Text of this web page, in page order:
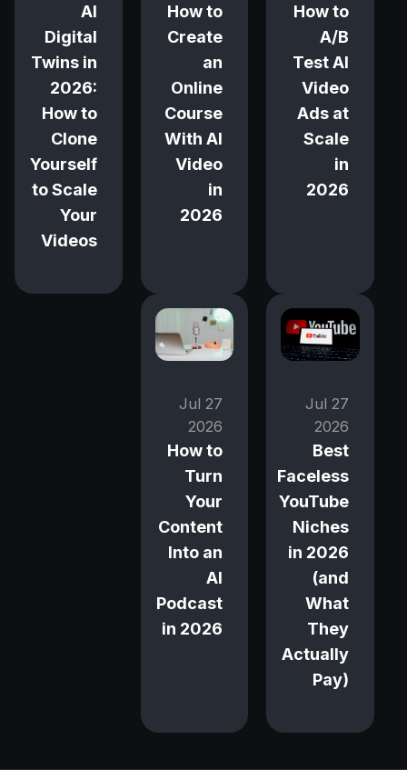
How to
A/B
Test AI
Video
Ads at
Scale
in
2026
How to
Create
an
Online
Course
With AI
Video
in
2026
AI
Digital
Twins in
2026:
How to
Clone
Yourself
to Scale
Your
Videos
27 Jul
2026
Best
Faceless
YouTube
Niches
in 2026
(and
What
They
Actually
Pay)
27 Jul
2026
How to
Turn
Your
Content
Into an
AI
Podcast
in 2026